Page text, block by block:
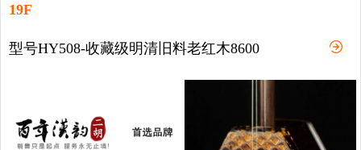
19F
型号HY508-收藏级明清旧料老红木8600